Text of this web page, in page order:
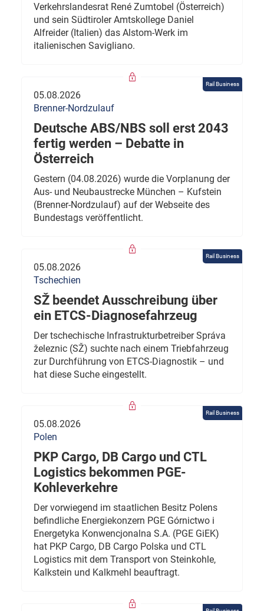
Verkehrslandesrat René Zumtobel (Österreich)
und sein Südtiroler Amtskollege Daniel
Alfreider (Italien) das Alstom-Werk im
italienischen Savigliano.
Rail Business
05.08.2026
Brenner-Nordzulauf
Deutsche ABS/NBS soll erst 2043
fertig werden – Debatte in
Österreich
Gestern (04.08.2026) wurde die Vorplanung der
Aus- und Neubaustrecke München – Kufstein
(Brenner-Nordzulauf) auf der Webseite des
Bundestags veröffentlicht.
Rail Business
05.08.2026
Tschechien
SŽ beendet Ausschreibung über
ein ETCS-Diagnosefahrzeug
Der tschechische Infrastrukturbetreiber Správa
železnic (SŽ) suchte nach einem Triebfahrzeug
zur Durchführung von ETCS-Diagnostik – und
hat diese Suche eingestellt.
Rail Business
05.08.2026
Polen
PKP Cargo, DB Cargo und CTL
Logistics bekommen PGE-
Kohleverkehre
Der vorwiegend im staatlichen Besitz Polens
befindliche Energiekonzern PGE Górnictwo i
Energetyka Konwencjonalna S.A. (PGE GiEK)
hat PKP Cargo, DB Cargo Polska und CTL
Logistics mit dem Transport von Steinkohle,
Kalkstein und Kalkmehl beauftragt.